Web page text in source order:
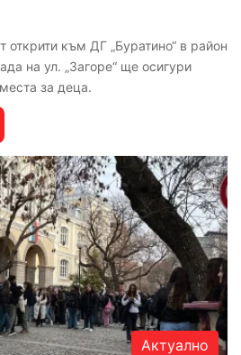
открити към ДГ „Буратино“ в район
на ул. „Загоре“ ще осигури
за деца.
Актуално